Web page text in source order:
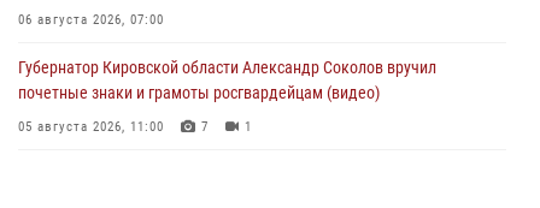
06 августа 2026, 07:00
Губернатор Кировской области Александр Соколов вручил
почетные знаки и грамоты росгвардейцам (видео)
05 августа 2026, 11:00 7 1